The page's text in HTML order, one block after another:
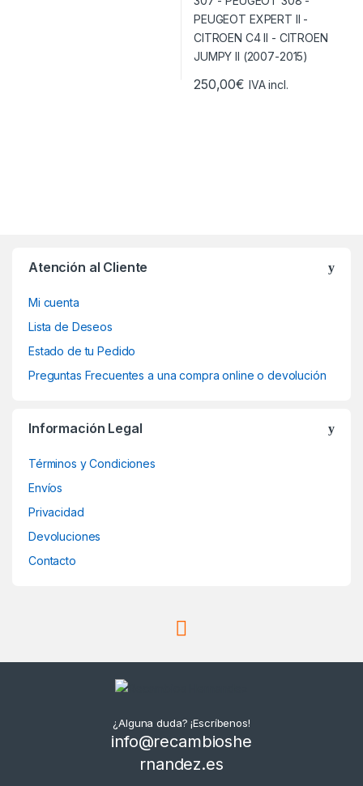
250,00€ IVA incl.
Atención al Cliente
Mi cuenta
Lista de Deseos
Estado de tu Pedido
Preguntas Frecuentes a una compra online o devolución
Información Legal
Términos y Condiciones
Envíos
Privacidad
Devoluciones
Contacto
¿Alguna duda? ¡Escríbenos!
info@recambioshe
rnandez.es